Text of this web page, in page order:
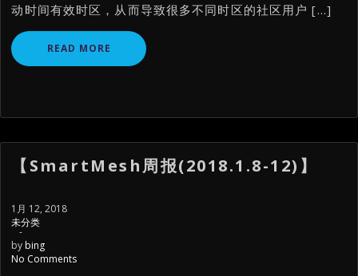
动时间有效时区，从而导致很多不同时区的社区用户 […]
READ MORE
【SmartMesh周报(2018.1.8-12)】
1月 12, 2018
未分类
-
by bing
No Comments